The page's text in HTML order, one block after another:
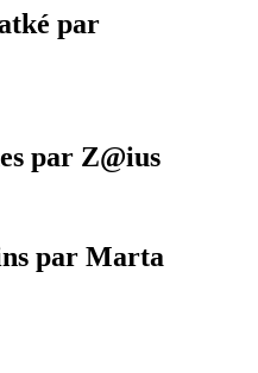
par
par Z@ius
par Marta